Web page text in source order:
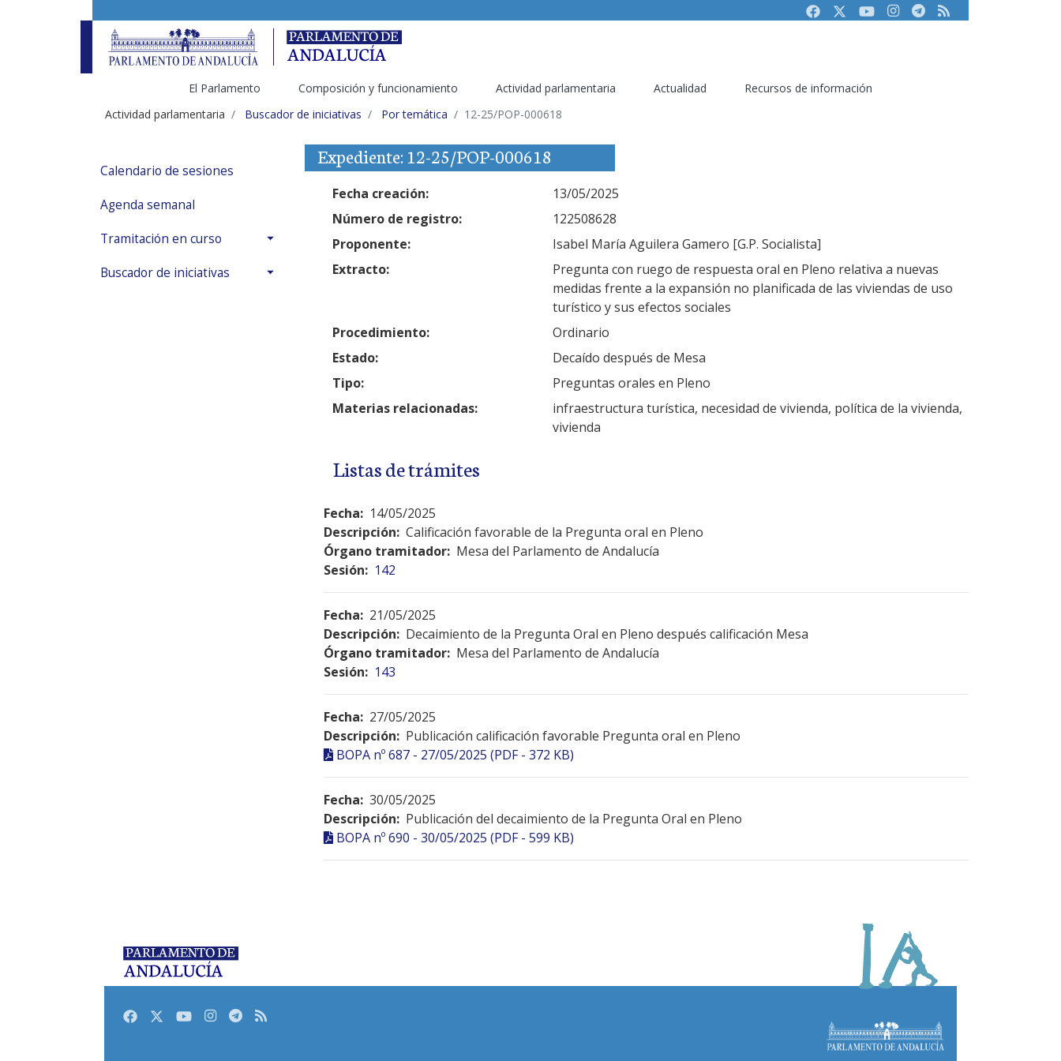
FacebookTwitterYoutubeInstagram
Telegram
RSS
El Parlamento Composición y funcionamiento Actividad parlamentaria Actualidad
Recursos de información
Actividad parlamentaria
Buscador de iniciativas Por temática 12-25/POP-000618
Calendario de sesiones
Agenda semanal
Tramitación en curso
Buscador de iniciativas
Expediente: 12-25/POP-000618
Fecha creación:
13/05/2025
Número de registro:
122508628
Proponente:
Isabel María Aguilera Gamero [G.P. Socialista]
Extracto:
Pregunta con ruego de respuesta oral en Pleno relativa a nuevas
medidas frente a la expansión no planificada de las viviendas de uso
turístico y sus efectos sociales
Procedimiento:
Ordinario
Estado:
Decaído después de Mesa
Tipo:
Preguntas orales en Pleno
Materias relacionadas:
infraestructura turística, necesidad de vivienda, política de la vivienda,
vivienda
Listas de trámites
Fecha: 14/05/2025
Descripción: Calificación favorable de la Pregunta oral en Pleno
Órgano tramitador: Mesa del Parlamento de Andalucía
Sesión: 142
Fecha: 21/05/2025
Descripción: Decaimiento de la Pregunta Oral en Pleno después calificación Mesa
Órgano tramitador: Mesa del Parlamento de Andalucía
Sesión: 143
Fecha: 27/05/2025
Descripción: Publicación calificación favorable Pregunta oral en Pleno
BOPA nº 687 - 27/05/2025 (PDF - 372 KB)
Fecha: 30/05/2025
Descripción: Publicación del decaimiento de la Pregunta Oral en Pleno
BOPA nº 690 - 30/05/2025 (PDF - 599 KB)
FacebookTwitterYoutubeInstagram
Telegram
RSS